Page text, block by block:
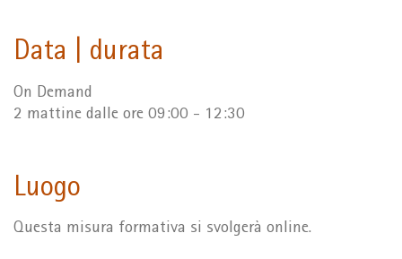
Data | durata
On Demand
2 mattine dalle ore 09:00 - 12:30
Luogo
Questa misura formativa si svolgerà online.